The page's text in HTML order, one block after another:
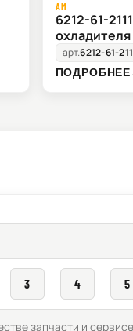
AM
6212-61-
охладителя
арт.6212-61-
ПОДРОБНЕЕ
3 4 5